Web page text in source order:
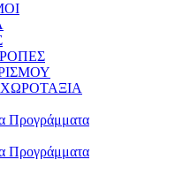
Προγράμματα
Προγράμματα